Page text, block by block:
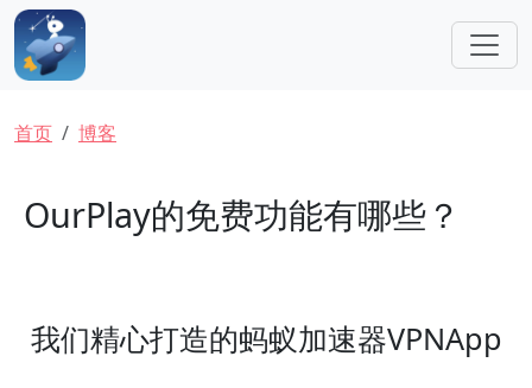
跳转到主要内容
面包屑
首页 博客
OurPlay的免费功能有哪些？
我们精心打造的蚂蚁加速器VPNApp